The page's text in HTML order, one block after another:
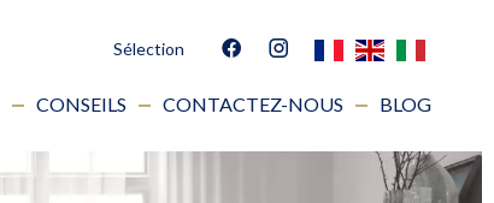
Sélection
CONSEILS CONTACTEZ-NOUS BLOG